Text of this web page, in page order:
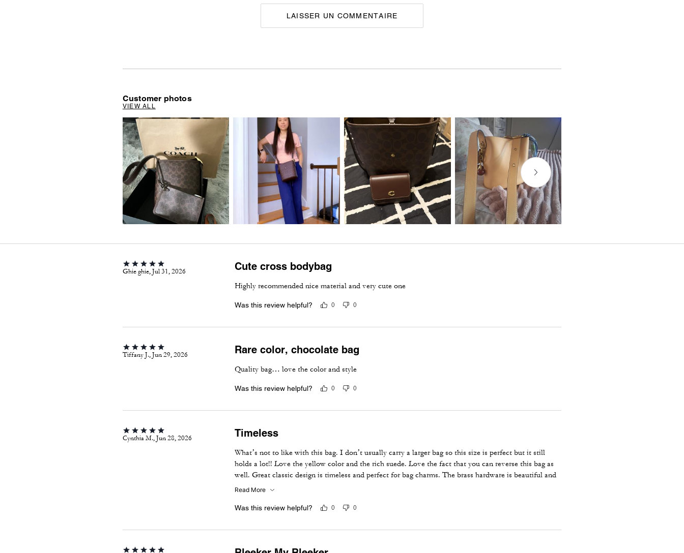
LAISSER UN COMMENTAIRE
Customer photos
VIEW ALL
Ghie ghie, Jul 31, 2026 Cute cross bodybag
Highly recommended nice material and very cute one
Was this review helpful? 0 0
Tiffany J., Jun 29, 2026 Rare color, chocolate bag
Quality bag… love the color and style
Was this review helpful? 0 0
Cynthia M., Jun 28, 2026 Timeless
What’s not to like with this bag. I don’t usually carry a larger bag so this size is perfect but it still
holds a lot!! Love the yellow color and the rich suede. Love the fact that you can reverse this bag as
well. Great classic design is timeless and perfect for bag charms. The brass hardware is beautiful and
adds to its beauty. Coach craftsmanship makes this bag a total winner!!
Read More
Was this review helpful? 0 0